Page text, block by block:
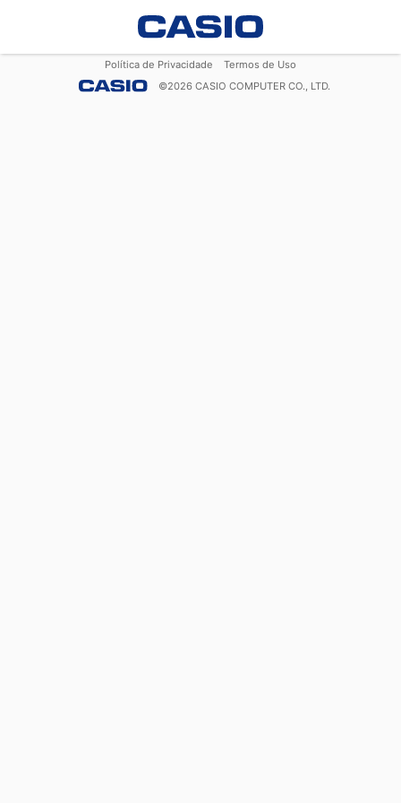
Política de Privacidade
Termos de Uso
©2026 CASIO COMPUTER CO., LTD.